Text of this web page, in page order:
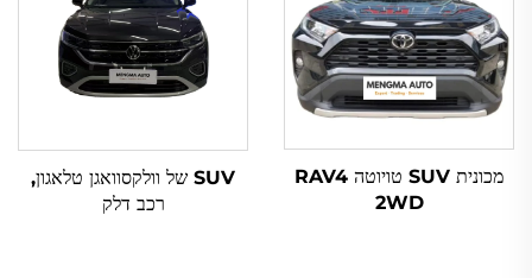
מכונית SUV טויוטה RAV4
2WD
SUV של וולקסוואגן טלאגון,
רכב דלק